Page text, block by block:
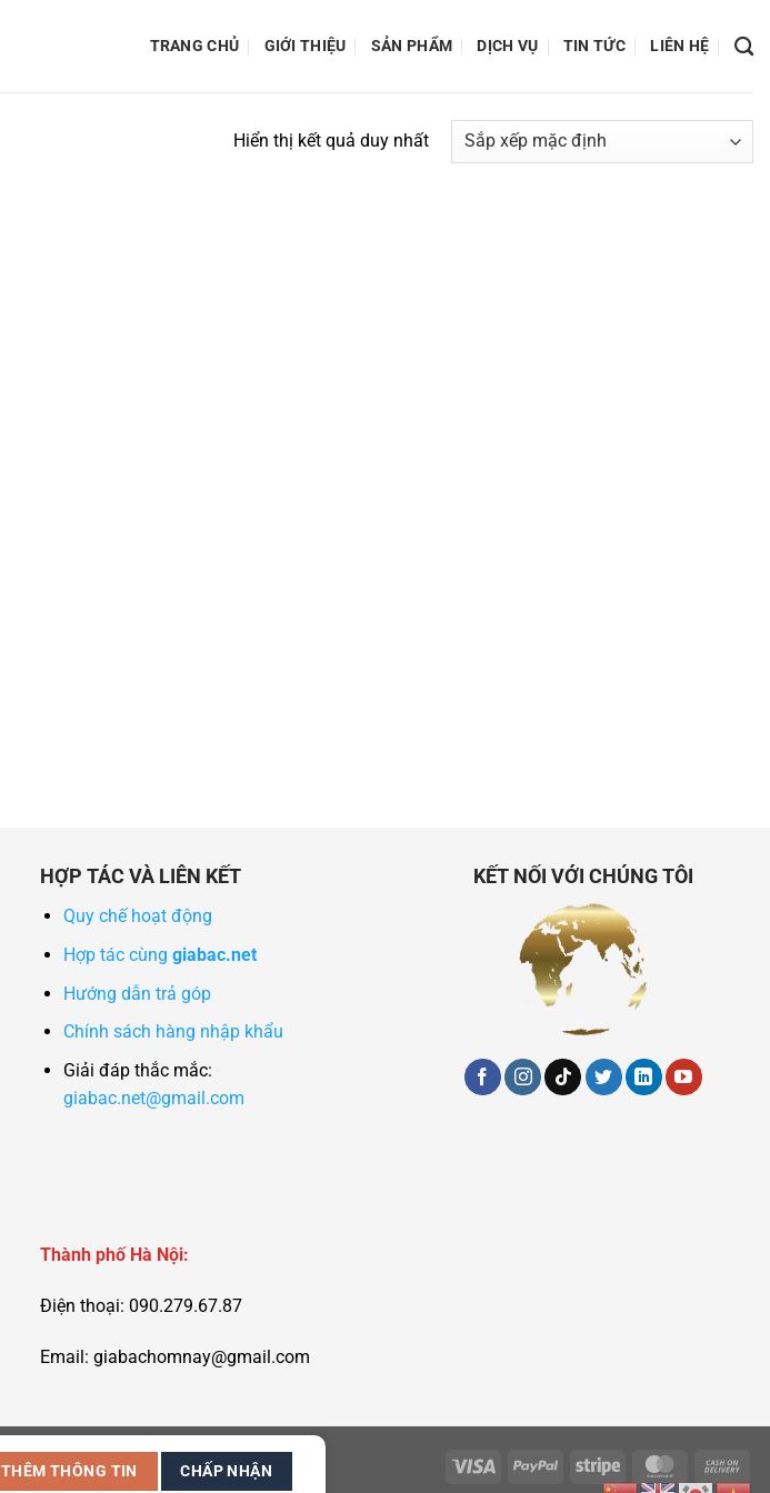
TRANG CHỦ GIỚI THIỆU SẢN PHẨM DỊCH VỤ TIN TỨC LIÊN HỆ
Hiển thị kết quả duy nhất
HỢP TÁC VÀ LIÊN KẾT
Quy chế hoạt động
Hợp tác cùng giabac.net
Hướng dẫn trả góp
Chính sách hàng nhập khẩu
Giải đáp thắc mắc:
giabac.net@gmail.com
KẾT NỐI VỚI CHÚNG TÔI
Thành phố Hà Nội:
Điện thoại: 090.279.67.87
Email: giabachomnay@gmail.com
THÊM THÔNG TIN CHẤP NHẬN